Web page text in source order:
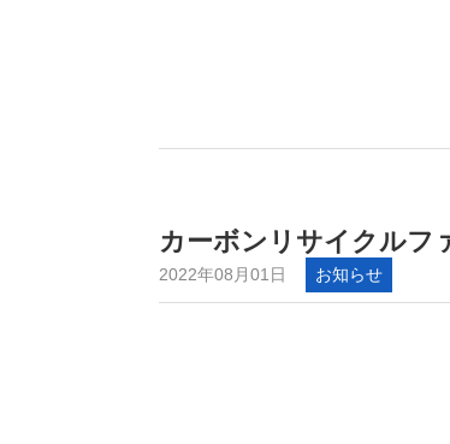
カーボンリサイクルフ
2022年08月01日 お知らせ